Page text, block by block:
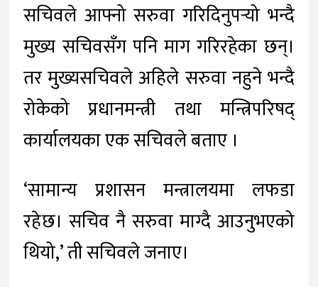
सचिवले आफ्नो सरुवा गरिदिनुपर्‍यो भन्दै
मुख्य सचिवसँग पनि माग गरिरहेका छन्।
तर मुख्यसचिवले अहिले सरुवा नहुने भन्दै
रोकेको प्रधानमन्त्री तथा मन्त्रिपरिषद्
कार्यालयका एक सचिवले बताए ।
‘सामान्य प्रशासन मन्त्रालयमा लफडा
रहेछ। सचिव नै सरुवा माग्दै आउनुभएको
थियो,’ ती सचिवले जनाए।